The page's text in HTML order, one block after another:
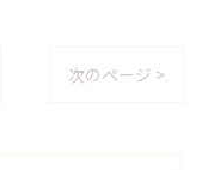
次のページ >